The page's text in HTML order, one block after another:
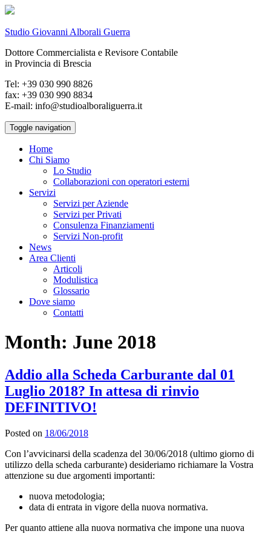
Studio Giovanni Alborali Guerra
Dottore Commercialista e Revisore Contabile
in Provincia di Brescia
Tel: +39 030 990 8826
fax: +39 030 990 8834
E-mail: info@studioalboraliguerra.it
Toggle navigation
Home
Chi Siamo
Lo Studio
Collaborazioni con operatori esterni
Servizi
Servizi per Aziende
Servizi per Privati
Consulenza Finanziamenti
Servizi Non-profit
News
Area Clienti
Articoli
Modulistica
Glossario
Dove siamo
Contatti
Month: June 2018
Addio alla Scheda Carburante dal 01
Luglio 2018? In attesa di rinvio
DEFINITIVO!
Posted on 18/06/2018
Con l’avvicinarsi della scadenza del 30/06/2018 (ultimo giorno di
utilizzo della scheda carburante) desideriamo richiamare la Vostra
attenzione su due argomenti importanti:
nuova metodologia;
data di entrata in vigore della nuova normativa.
Per quanto attiene alla nuova normativa che impone una nuova